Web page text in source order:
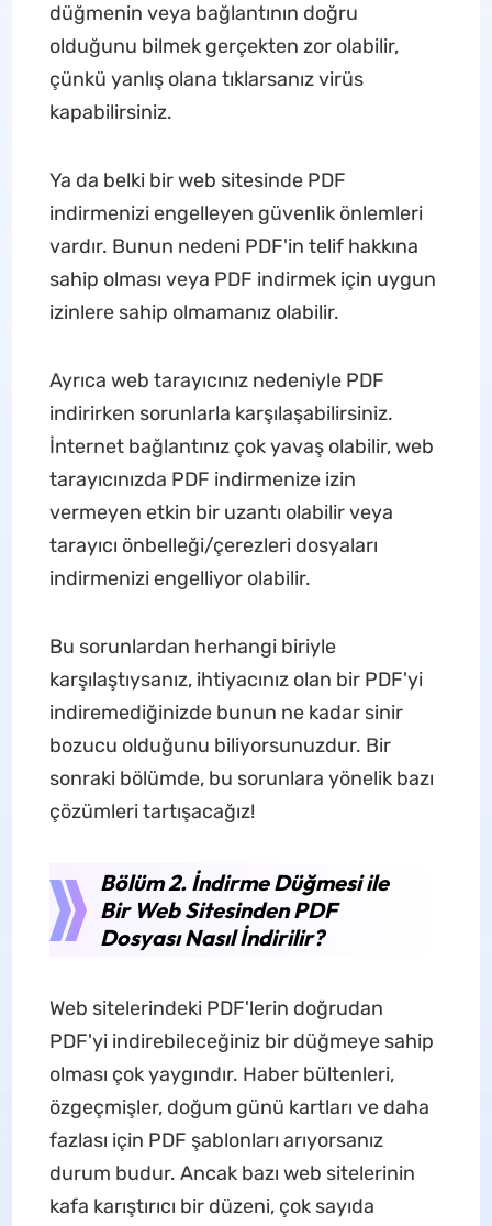
düğmenin veya bağlantının doğru
olduğunu bilmek gerçekten zor olabilir,
çünkü yanlış olana tıklarsanız virüs
kapabilirsiniz.
Ya da belki bir web sitesinde PDF
indirmenizi engelleyen güvenlik önlemleri
vardır. Bunun nedeni PDF'in telif hakkına
sahip olması veya PDF indirmek için uygun
izinlere sahip olmamanız olabilir.
Ayrıca web tarayıcınız nedeniyle PDF
indirirken sorunlarla karşılaşabilirsiniz.
İnternet bağlantınız çok yavaş olabilir, web
tarayıcınızda PDF indirmenize izin
vermeyen etkin bir uzantı olabilir veya
tarayıcı önbelleği/çerezleri dosyaları
indirmenizi engelliyor olabilir.
Bu sorunlardan herhangi biriyle
karşılaştıysanız, ihtiyacınız olan bir PDF'yi
indiremediğinizde bunun ne kadar sinir
bozucu olduğunu biliyorsunuzdur. Bir
sonraki bölümde, bu sorunlara yönelik bazı
çözümleri tartışacağız!
Bölüm 2. İndirme Düğmesi ile
Bir Web Sitesinden PDF
Dosyası Nasıl İndirilir?
Web sitelerindeki PDF'lerin doğrudan
PDF'yi indirebileceğiniz bir düğmeye sahip
olması çok yaygındır. Haber bültenleri,
özgeçmişler, doğum günü kartları ve daha
fazlası için PDF şablonları arıyorsanız
durum budur. Ancak bazı web sitelerinin
kafa karıştırıcı bir düzeni, çok sayıda